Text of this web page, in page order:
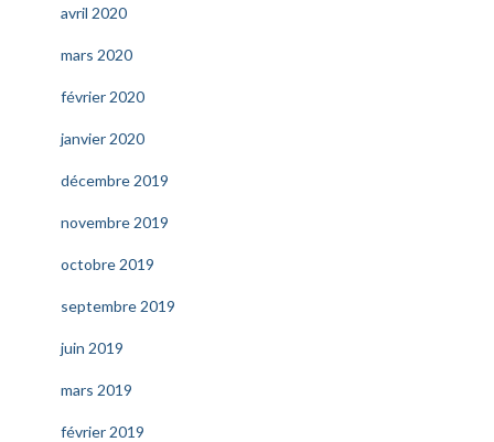
avril 2020
mars 2020
février 2020
janvier 2020
décembre 2019
novembre 2019
octobre 2019
septembre 2019
juin 2019
mars 2019
février 2019